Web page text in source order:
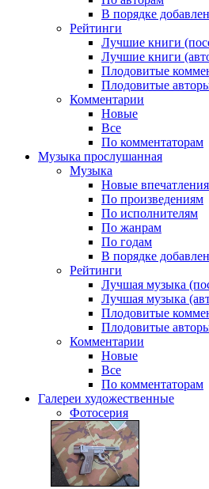
В порядке
Рейтинги
Лучшие книги
Лучшие книги
Плодовитые
Плодовитые
Комментарии
Новые
Все
По комментаторам
Музыка прослушанная
Музыка
Новые впечатления
По произведениям
По исполнителям
По жанрам
По годам
В порядке
Рейтинги
Лучшая музыка
Лучшая музыка
Плодовитые
Плодовитые
Комментарии
Новые
Все
По комментаторам
Галереи художественные
Фотосерия